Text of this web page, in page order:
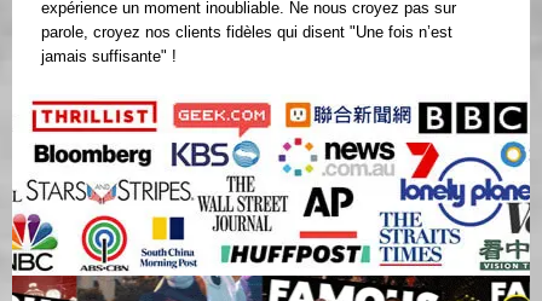
expérience un moment inoubliable. Ne nous croyez pas sur
parole, croyez nos clients fidèles qui disent "Une fois n’est
jamais suffisante" !